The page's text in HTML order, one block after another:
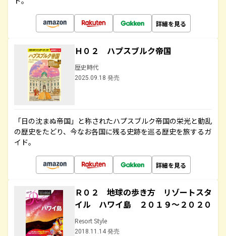
詳細を見る
Ｈ０２ ハプスブルク帝国
歴史時代
2025.09.18 発売
「日の沈まぬ帝国」と称されたハプスブルク帝国の栄光と動乱
の歴史をたどり、今なお各国に残る史跡を巡る歴史を旅するガ
イド。
詳細を見る
Ｒ０２ 地球の歩き方 リゾートスタ
イル ハワイ島 ２０１９～２０２０
Resort Style
2018.11.14 発売